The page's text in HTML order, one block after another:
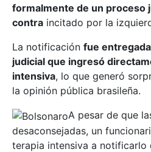
formalmente de un proceso
contra incitado por la
La notificación fue
judicial que ingresó
intensiva, lo que generó
la opinión pública brasileña.
A pesar de que
desaconsejadas, un
terapia intensiva a notificarlo